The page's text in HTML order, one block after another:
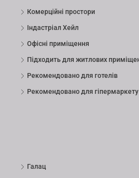
Комерційні простори
Індастріал Хейл
Офісні приміщення
Підходить для житлових
Рекомендовано для готелів
Рекомендовано для гіпермаркету
Галац